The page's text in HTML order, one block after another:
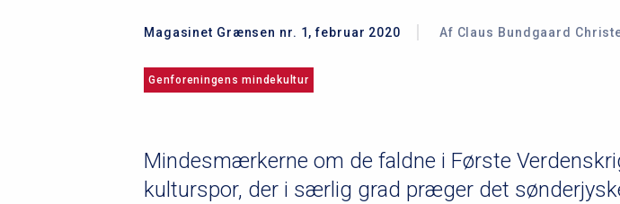
Magasinet Grænsen nr. 1, februar 2020 Af Claus Bundgaard
Genforeningens mindekultur
Mindesmærkerne om de faldne i Første
kulturspor, der i særlig grad præger det